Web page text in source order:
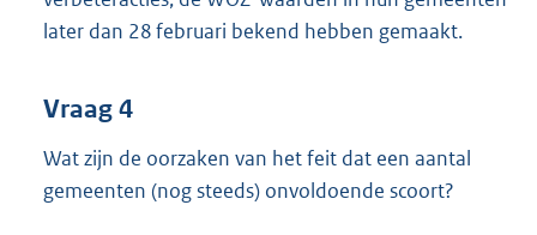
later dan 28 februari bekend hebben gemaakt.
Vraag 4
Wat zijn de oorzaken van het feit dat een aantal
gemeenten (nog steeds) onvoldoende scoort?